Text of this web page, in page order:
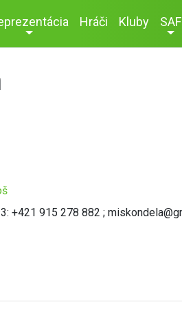
Hráči Kluby SAF
+421 915 278 882 ;